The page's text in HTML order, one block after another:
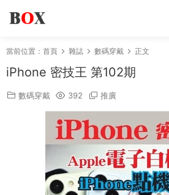
當前位置： 首頁 雜誌 數碼穿戴 正文
iPhone 密技王 第102期
數碼穿戴 392 推廣